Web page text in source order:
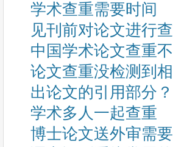
学术查重需要时间
见刊前对论文进行
中国学术论文查重
论文查重没检测到
出论文的引用部分？
学术多人一起查重
博士论文送外审需